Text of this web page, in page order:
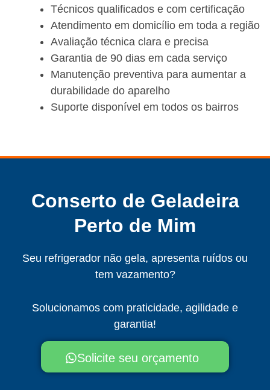
Técnicos qualificados e com certificação
Atendimento em domicílio em toda a região
Avaliação técnica clara e precisa
Garantia de 90 dias em cada serviço
Manutenção preventiva para aumentar a
durabilidade do aparelho
Suporte disponível em todos os bairros
Conserto de Geladeira
Perto de Mim
Seu refrigerador não gela, apresenta ruídos ou
tem vazamento?
Solucionamos com praticidade, agilidade e
garantia!
Solicite seu orçamento